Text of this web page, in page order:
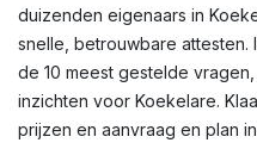
duizenden eigenaars in
snelle, betrouwbare
de 10 meest gestelde
inzichten voor Koekelare.
prijzen en aanvraag en plan